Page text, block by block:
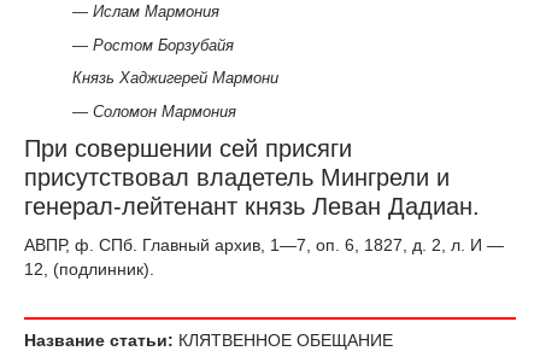
— Ислам Мармония
— Ростом Борзубайя
Князь Хаджигерей Мармони
— Соломон Мармония
При совершении сей присяги
присутствовал владетель Мингрели и
генерал-лейтенант князь Леван Дадиан.
АВПР, ф. СПб. Главный архив, 1—7, оп. 6, 1827, д. 2, л. И —
12, (подлинник).
Название статьи: КЛЯТВЕННОЕ ОБЕЩАНИЕ